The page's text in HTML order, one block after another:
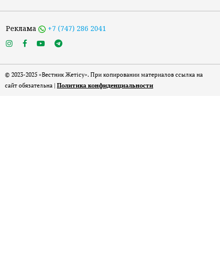
Реклама +7 (747) 286 2041
© 2023-2025 «Вестник Жетісу». При копировании материалов ссылка на
сайт обязательна | Политика конфиденциальности